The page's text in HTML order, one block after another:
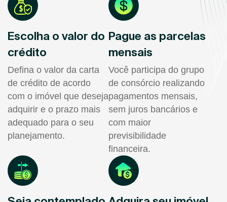
Escolha o valor do
crédito
Defina o valor da carta
de crédito de acordo
com o imóvel que deseja
adquirir e o prazo mais
adequado para o seu
planejamento.
Pague as parcelas
mensais
Você participa do grupo
de consórcio realizando
pagamentos mensais,
sem juros bancários e
com maior
previsibilidade
financeira.